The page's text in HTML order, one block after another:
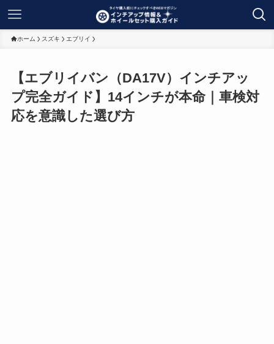
ホーム スズキ エブリイ
【エブリイバン（DA17V）インチアッ
プ完全ガイド】14インチが本命｜車検対
応を意識した選び方